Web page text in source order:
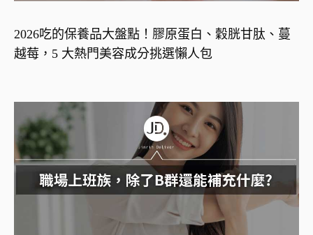
2026吃的保養品大盤點！膠原蛋白、穀胱甘肽、蔓
越莓，5 大熱門美容成分挑選懶人包